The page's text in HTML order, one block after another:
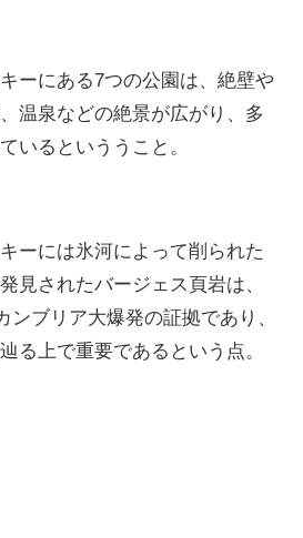
ーにある7つの公園は、絶壁や
温泉などの絶景が広がり、多
いるといううこと。
ーには氷河によって削られた
見されたバージェス頁岩は、
ンブリア大爆発の証拠であり、
る上で重要であるという点。